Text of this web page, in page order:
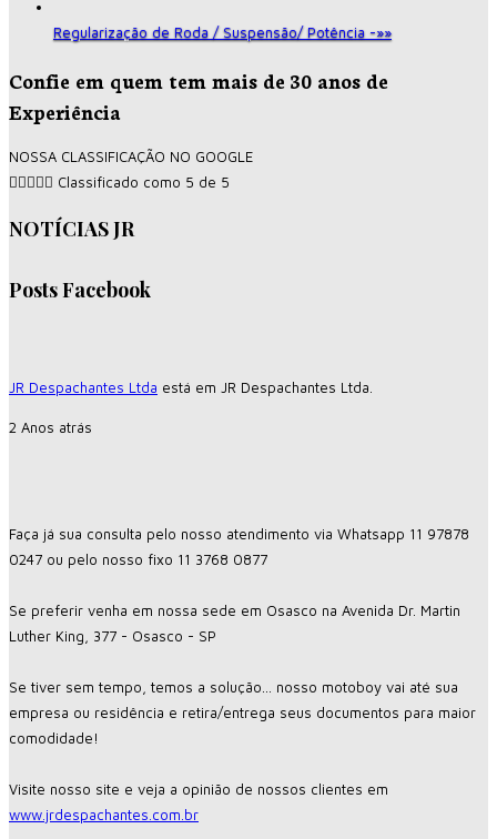
Regularização de Roda / Suspensão/ Potência -»»
Confie em quem tem mais de 30 anos de
Experiência
NOSSA CLASSIFICAÇÃO NO GOOGLE
 Classificado como 5 de 5
NOTÍCIAS JR
Posts Facebook
JR Despachantes Ltda está em JR Despachantes Ltda.
2 Anos atrás
Faça já sua consulta pelo nosso atendimento via Whatsapp 11 97878
0247 ou pelo nosso fixo 11 3768 0877
Se preferir venha em nossa sede em Osasco na Avenida Dr. Martin
Luther King, 377 - Osasco - SP
Se tiver sem tempo, temos a solução... nosso motoboy vai até sua
empresa ou residência e retira/entrega seus documentos para maior
comodidade!
Visite nosso site e veja a opinião de nossos clientes em
www.jrdespachantes.com.br